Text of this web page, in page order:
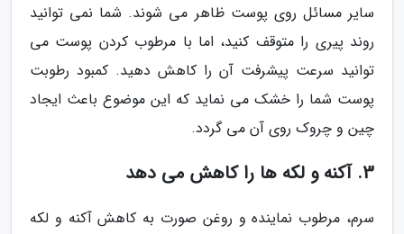
سایر مسائل روی پوست ظاهر می شوند. شما نمی توانید
روند پیری را متوقف کنید، اما با مرطوب کردن پوست می
توانید سرعت پیشرفت آن را کاهش دهید. کمبود رطوبت
پوست شما را خشک می نماید که این موضوع باعث ایجاد
چین و چروک روی آن می گردد.
3. آکنه و لکه ها را کاهش می دهد
سرم، مرطوب نماینده و روغن صورت به کاهش آکنه و لکه